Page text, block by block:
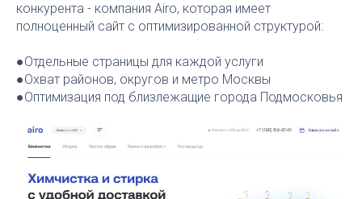
конкурента - компания Airo, которая имеет
полноценный сайт с оптимизированной структурой:
●Отдельные страницы для каждой услуги
●Охват районов, округов и метро Москвы
●Оптимизация под близлежащие города Подмосковья